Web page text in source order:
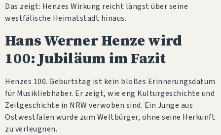
Das zeigt: Henzes Wirkung reicht längst über seine
westfälische Heimatstadt hinaus.
Hans Werner Henze wird
100: Jubiläum im Fazit
Henzes 100. Geburtstag ist kein bloßes Erinnerungsdatum
für Musikliebhaber. Er zeigt, wie eng Kulturgeschichte und
Zeitgeschichte in NRW verwoben sind. Ein Junge aus
Ostwestfalen wurde zum Weltbürger, ohne seine Herkunft
zu verleugnen.